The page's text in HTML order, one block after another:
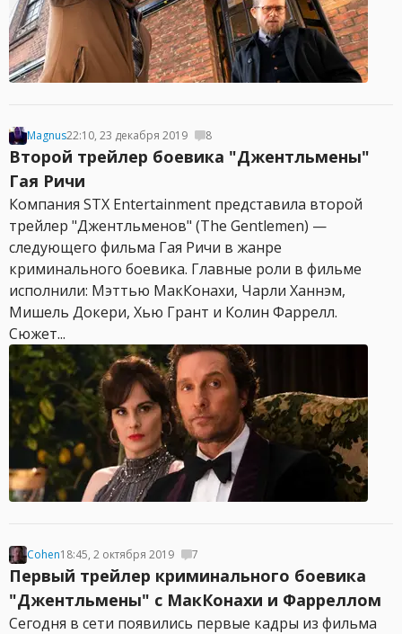
Magnus22:10, 23 декабря 2019 8
Второй трейлер боевика "Джентльмены"
Гая Ричи
Компания STX Entertainment представила второй
трейлер "Джентльменов" (The Gentlemen) —
следующего фильма Гая Ричи в жанре
криминального боевика. Главные роли в фильме
исполнили: Мэттью МакКонахи, Чарли Ханнэм,
Мишель Докери, Хью Грант и Колин Фаррелл.
Сюжет...
Cohen18:45, 2 октября 2019 7
Первый трейлер криминального боевика
"Джентльмены" с МакКонахи и Фарреллом
Сегодня в сети появились первые кадры из фильма